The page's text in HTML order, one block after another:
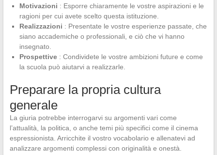
Motivazioni : Esporre chiaramente le vostre aspirazioni e le
ragioni per cui avete scelto questa istituzione.
Realizzazioni : Presentate le vostre esperienze passate, che
siano accademiche o professionali, e ciò che vi hanno
insegnato.
Prospettive: Condividete le vostre ambizioni future e come
la scuola può aiutarvi a realizzarle.
Preparare la propria cultura
generale
La giuria potrebbe interrogarvi su argomenti vari come
l’attualità, la politica, o anche temi più specifici come il cinema
espressionista. Arricchite il vostro vocabolario e allenatevi ad
analizzare argomenti complessi con originalità e onestà.